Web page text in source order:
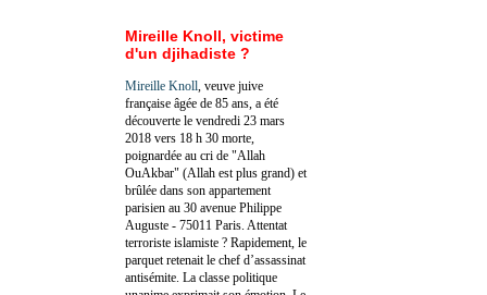
Mireille Knoll, victime
d'un djihadiste ?
Mireille Knoll , veuve juive
française âgée de 85 ans, a été
découverte le vendredi 23 mars
2018 vers 18 h 30 morte,
poignardée au cri de "Allah
OuAkbar" (Allah est plus grand) et
brûlée dans son appartement
parisien au 30 avenue Philippe
Auguste - 75011 Paris. Attentat
terroriste islamiste ? Rapidement, le
parquet retenait le chef d’assassinat
antisémite. La classe politique